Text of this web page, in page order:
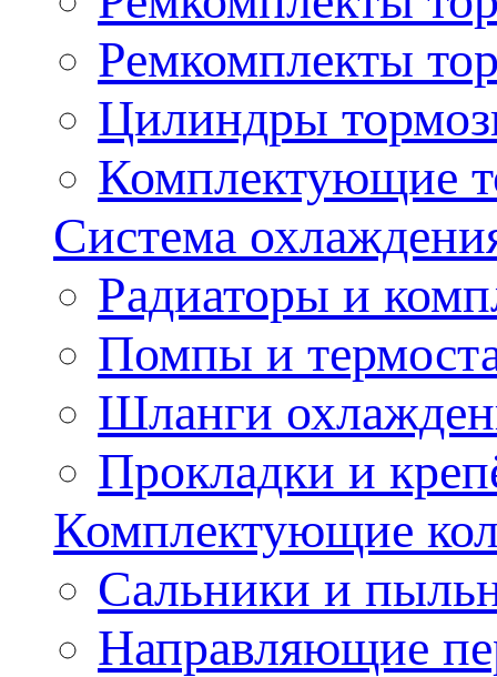
Ремкомплекты
Цилиндры
Комплектующие
Система
Радиаторы и
Помпы и
Шланги
Прокладки и
Комплектующие
Сальники и
Направляющие